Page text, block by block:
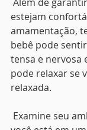
estejam
amamentação,
bebê pode
tensa e nervosa
pode relaxar se
relaxada.